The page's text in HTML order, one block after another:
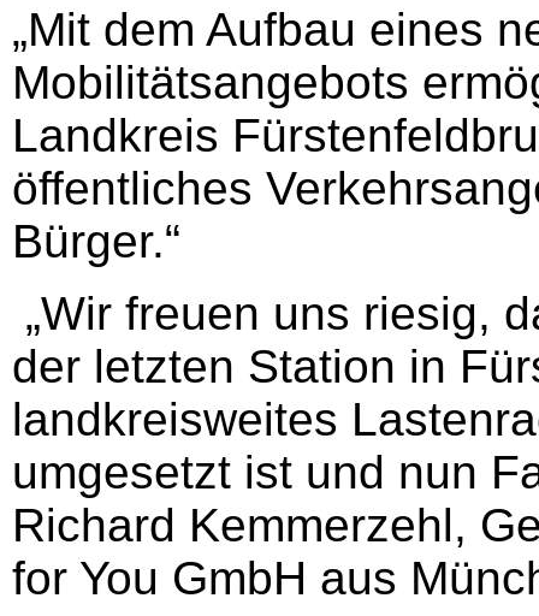
„Mit dem Aufbau eines
Mobilitätsangebots
Landkreis
öffentliches
Bürger.“
„Wir freuen uns riesig,
der letzten Station in
landkreisweites
umgesetzt ist und nun
Richard Kemmerzehl,
for You GmbH aus